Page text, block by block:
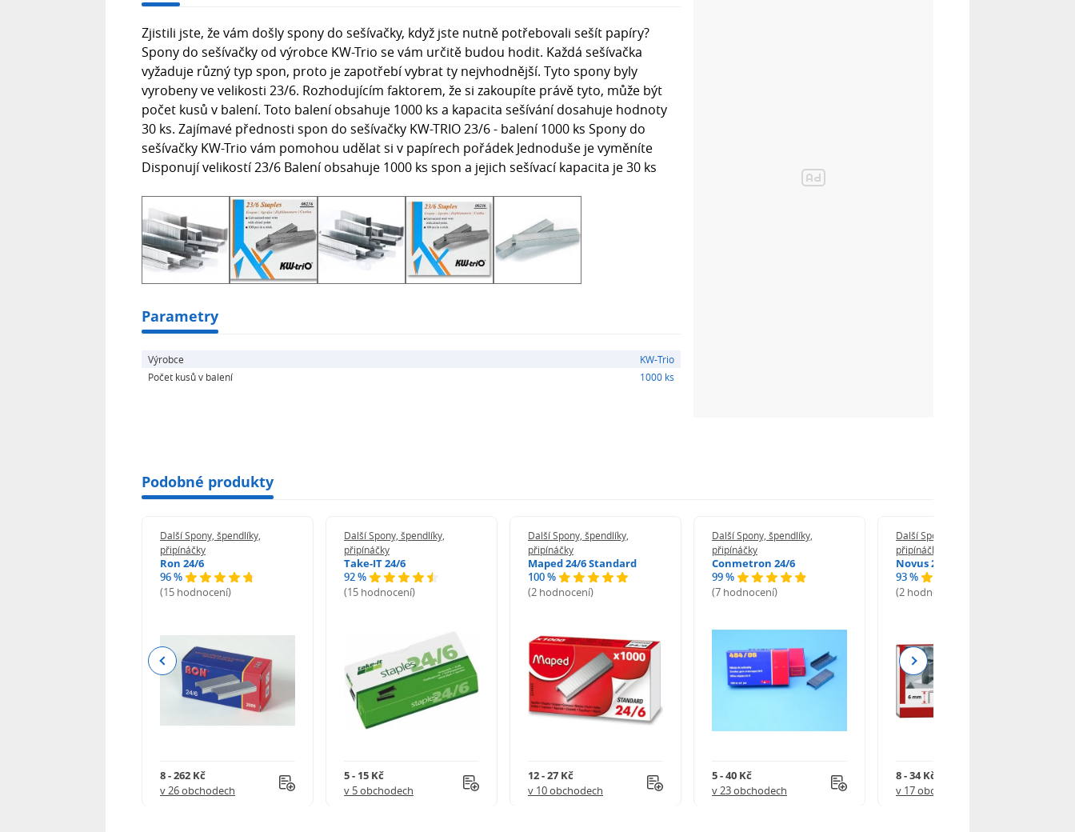
Zjistili jste, že vám došly spony do sešívačky, když jste nutně potřebovali sešít papíry?
Spony do sešívačky od výrobce KW-Trio se vám určitě budou hodit. Každá sešívačka
vyžaduje různý typ spon, proto je zapotřebí vybrat ty nejvhodnější. Tyto spony byly
vyrobeny ve velikosti 23/6. Rozhodujícím faktorem, že si zakoupíte právě tyto, může být
počet kusů v balení. Toto balení obsahuje 1000 ks a kapacita sešívání dosahuje hodnoty
30 ks. Zajímavé přednosti spon do sešívačky KW-TRIO 23/6 - balení 1000 ks Spony do
sešívačky KW-Trio vám pomohou udělat si v papírech pořádek Jednoduše je vyměníte
Disponují velikostí 23/6 Balení obsahuje 1000 ks spon a jejich sešívací kapacita je 30 ks
Parametry
Výrobce
KW-Trio
Počet kusů v balení
1000 ks
Podobné produkty
Další Spony, špendlíky,
připínáčky
Ron 24/6
96 %
(15 hodnocení)
8 - 262 Kč
v 26 obchodech
Další Spony, špendlíky,
připínáčky
Take-IT 24/6
92 %
(15 hodnocení)
5 - 15 Kč
v 5 obchodech
Další Spony, špendlíky,
připínáčky
Maped 24/6 Standard
100 %
(2 hodnocení)
12 - 27 Kč
v 10 obchodech
Další Spony, špendlíky,
připínáčky
Conmetron 24/6
99 %
(7 hodnocení)
5 - 40 Kč
v 23 obchodech
Další Spony, špendlíky,
připínáčky
Novus 24/6
93 %
(2 hodnocení)
8 - 34 Kč
v 17 obchodech
Previous Next